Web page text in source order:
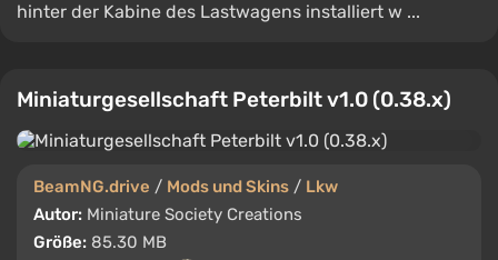
hinter der Kabine des Lastwagens installiert w ...
Miniaturgesellschaft Peterbilt v1.0 (0.38.x)
BeamNG.drive / Mods und Skins / Lkw
Autor: Miniature Society Creations
Größe: 85.30 MB